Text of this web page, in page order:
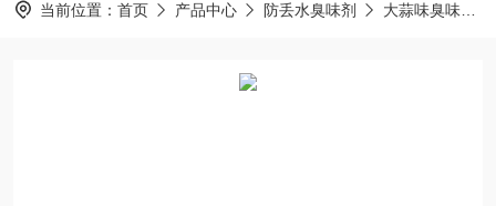
当前位置： 首页 产品中心 防丢水臭味剂 大蒜味臭味剂